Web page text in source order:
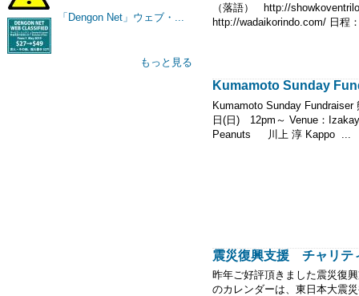
「Dengon Net」ウェブ・...
もっと見る
（落語） http://
http://wadaikorindo.com/ 日程
Kumamoto Sunday
Kumamoto Sunday
日(日) 12pm～ Venue：
Peanuts 川上 淳 Kappo ...
震災復興支援 チャリテ
昨年ご好評頂きました震災復
のカレンダーは、東日本大震